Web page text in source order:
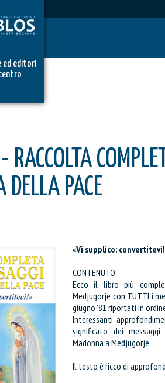
ed editori
RACCOLTA
DELLA PACE
«Vi supplico:
CONTENUTO:
Ecco il libro più
Medjugorje con TUTTI i
giugno ’81 riportati in
Interessanti
significato dei
Madonna a Medjugorje.
Il testo è ricco di